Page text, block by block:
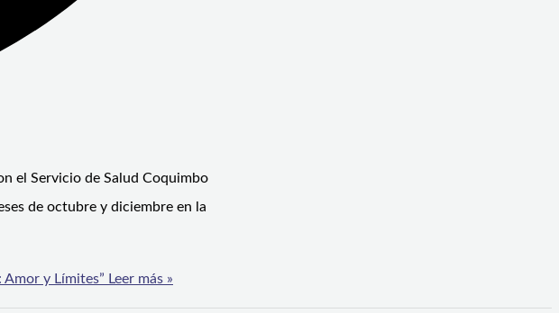
el Servicio de Salud Coquimbo
de octubre y diciembre en la
y Límites” Leer más »